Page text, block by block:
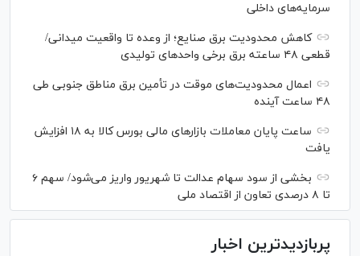
سرمایه‌های داخلی
کاهش محدودیت برق صنایع؛ از وعده تا واقعیت میدانی/
قطعی ۴۸ ساعته برق برخی واحد‌های تولیدی
اعمال محدودیت‌های موقت در تأمین برق مناطق جنوبی طی
۴۸ ساعت آینده
ساعت پایان معاملات بازار‌های مالی بورس کالا به ۱۸ افزایش
یافت
بخشی از سود سهام عدالت تا شهریور واریز می‌شود/ سهم ۶
تا ۸ درصدی تعاون از اقتصاد ملی
پربازدیدترین اخبار